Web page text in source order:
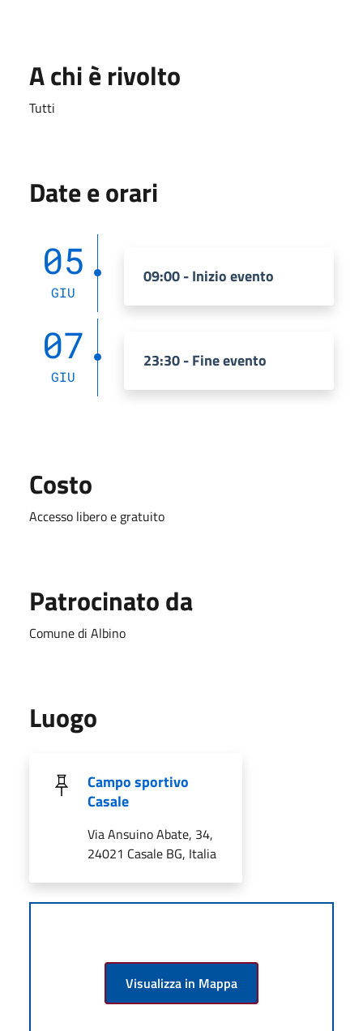
A chi è rivolto
Tutti
Date e orari
05
GIU
09:00 - Inizio evento
07
GIU
23:30 - Fine evento
Costo
Accesso libero e gratuito
Patrocinato da
Comune di Albino
Luogo
Campo sportivo
Casale
Via Ansuino Abate, 34,
24021 Casale BG, Italia
Visualizza in Mappa